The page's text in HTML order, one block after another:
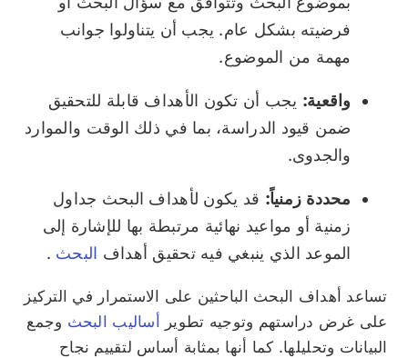
فرضيته بشكل عام. يجب أن يتناولوا جوانب
مهمة من الموضوع.
واقعية: يجب أن تكون الأهداف قابلة للتحقيق
ضمن قيود الدراسة، بما في ذلك الوقت والموارد
والجدوى.
محددة زمنياً: قد يكون لأهداف البحث جداول
زمنية أو مواعيد نهائية مرتبطة بها للإشارة إلى
الموعد الذي ينبغي فيه تحقيق أهداف البحث .
تساعد أهداف البحث الباحثين على الاستمرار في التركيز
على غرض دراستهم وتوجيه تطوير
أساليب البحث وجمع
البيانات وتحليلها. كما أنها بمثابة أساس لتقييم نجاح